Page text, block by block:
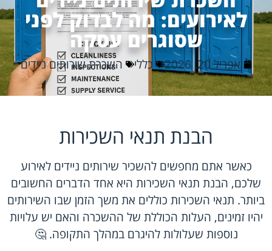
לאירועים: מה לבדוק לפני
שסוגרים עסקה
אפריל 20, 2026 כללי השכרת שירותים ניידים
הבנת תנאי השכירות
כאשר אתם מחפשים להשכיר שירותים ניידים לאירוע
שלכם, הבנת תנאי השכירות היא אחד הדברים החשובים
ביותר. תנאי השכירות כוללים את משך הזמן שבו השירותים
יהיו זמינים, העלות הכוללת של ההשכרה והאם יש עלויות
נוספות שעלולות להיגרם במהלך התקופה. 🤔